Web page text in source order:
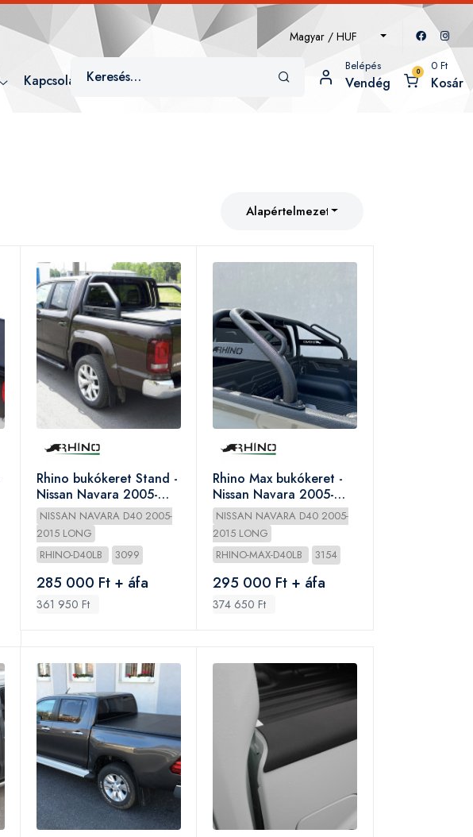
Magyar / HUF
Kapcsolat
Belépés
Vendég
0 0 Ft
Kosár
Alapértelmezett
Rhino bukókeret Stand -
Nissan Navara 2005-
Long
NISSAN NAVARA D40 2005-
2015 LONG
RHINO-D40LB
3099
285 000 Ft + áfa
361 950 Ft
Rhino Max bukókeret -
Nissan Navara 2005-
Long
NISSAN NAVARA D40 2005-
2015 LONG
RHINO-MAX-D40LB
3154
295 000 Ft + áfa
374 650 Ft